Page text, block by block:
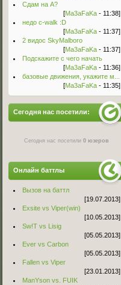
Сдам на А?
[Ma3aFaKa - 11:38]
недо c-walk :D
[Ma3aFaKa - 11:37]
2 видос SkyMalboro
[Ma3aFaKa - 11:37]
Подскажите с чего начать
[Ma3aFaKa - 11:36]
базовые движения, укажите м...
[Ma3aFaKa - 11:35]
Сегодня нас посетили:
Сегодня нас посетили0 юзеров
Онлайн баттлы
Вызов на баттл
[19.07.2013]
Exsite vs Viper(win)
[10.05.2013]
Sw!T vs Lisig
[05.05.2013]
Ever vs Carbon
[05.05.2013]
Fallen vs Viper
[23.01.2013]
ManYson vs. FUIK